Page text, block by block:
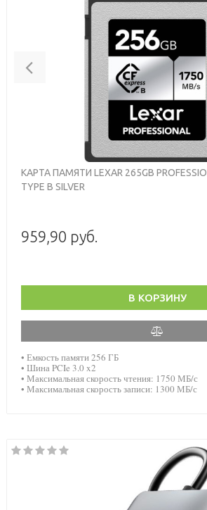
КАРТА ПАМЯТИ LEXAR 265GB
TYPE B SILVER
959,90 руб.
В КОРЗИНУ
• Емкость памяти 256 ГБ
• Шина PCIe 3.0 x2
• Максимальная скорость чтения: 1750 МБ/с
• Максимальная скорость записи: 1300 МБ/с